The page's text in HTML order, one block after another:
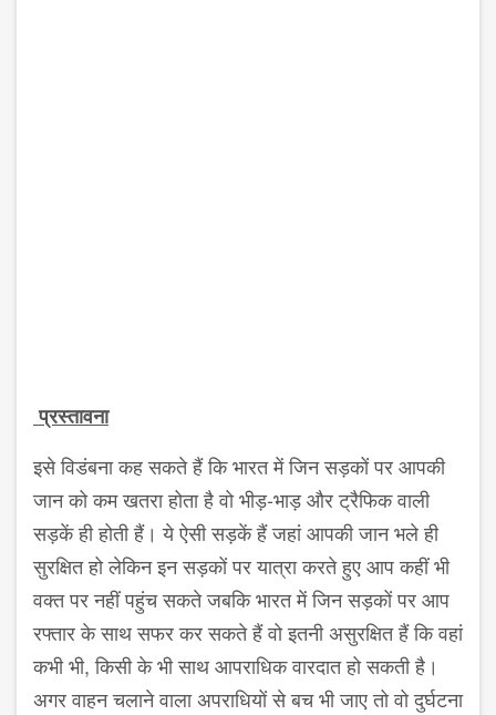
प्रस्तावना
इसे विडंबना कह सकते हैं कि भारत में जिन सड़कों पर आपकी
जान को कम खतरा होता है वो भीड़-भाड़ और ट्रैफिक वाली
सड़कें ही होती हैं। ये ऐसी सड़कें हैं जहां आपकी जान भले ही
सुरक्षित हो लेकिन इन सड़कों पर यात्रा करते हुए आप कहीं भी
वक्त पर नहीं पहुंच सकते जबकि भारत में जिन सड़कों पर आप
रफ्तार के साथ सफर कर सकते हैं वो इतनी असुरक्षित हैं कि वहां
कभी भी, किसी के भी साथ आपराधिक वारदात हो सकती है।
अगर वाहन चलाने वाला अपराधियों से बच भी जाए तो वो दुर्घटना